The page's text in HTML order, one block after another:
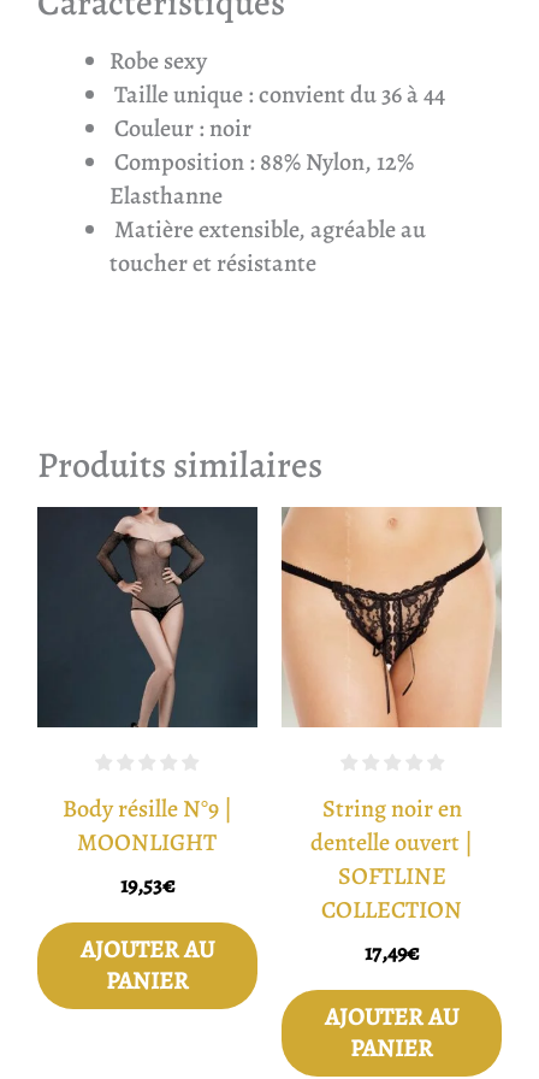
Robe sexy
Taille unique : convient du 36 à 44
Couleur : noir
Composition : 88% Nylon, 12%
Elasthanne
Matière extensible, agréable au
toucher et résistante
Produits similaires
Body résille N°9 |
MOONLIGHT
19,53€
AJOUTER AU
PANIER
String noir en
dentelle ouvert |
SOFTLINE
COLLECTION
17,49€
AJOUTER AU
PANIER